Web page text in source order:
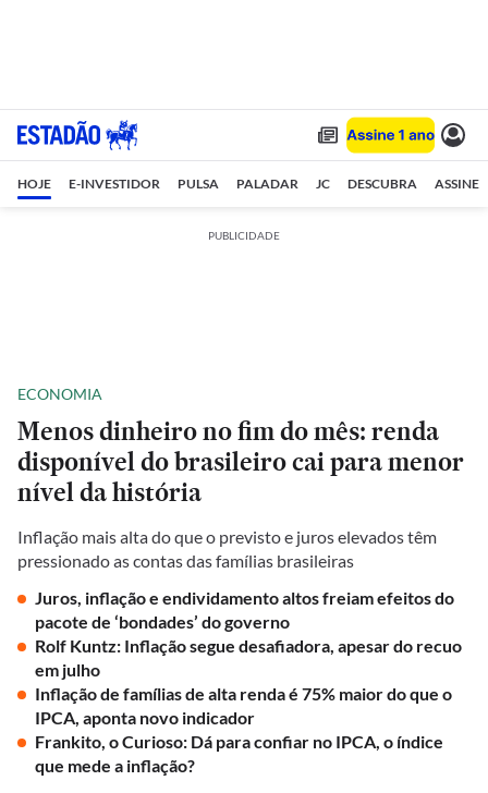
HOJE E-INVESTIDOR PULSA PALADAR JC DESCUBRA ASSINE
PUBLICIDADE
ECONOMIA
Menos dinheiro no fim do mês: renda
disponível do brasileiro cai para menor
nível da história
Inflação mais alta do que o previsto e juros elevados têm
pressionado as contas das famílias brasileiras
Juros, inflação e endividamento altos freiam efeitos do
pacote de ‘bondades’ do governo
Rolf Kuntz: Inflação segue desafiadora, apesar do recuo
em julho
Inflação de famílias de alta renda é 75% maior do que o
IPCA, aponta novo indicador
Frankito, o Curioso: Dá para confiar no IPCA, o índice
que mede a inflação?